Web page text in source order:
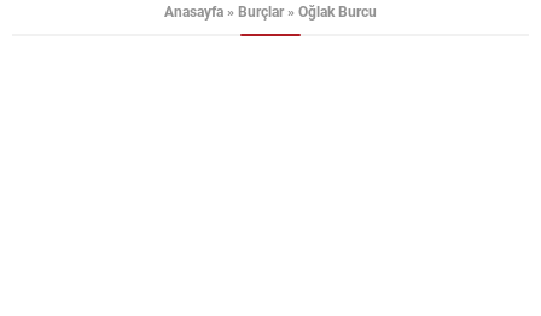
Anasayfa » Burçlar » Oğlak Burcu